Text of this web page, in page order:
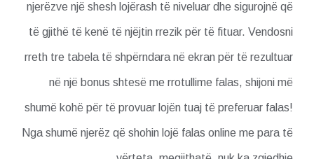
njerëzve një shesh lojërash të niveluar dhe sigurojnë që
të gjithë të kenë të njëjtin rrezik për të fituar. Vendosni
rreth tre tabela të shpërndara në ekran për të rezultuar
në një bonus shtesë me rrotullime falas, shijoni më
shumë kohë për të provuar lojën tuaj të preferuar falas!
Nga shumë njerëz që shohin lojë falas online me para të